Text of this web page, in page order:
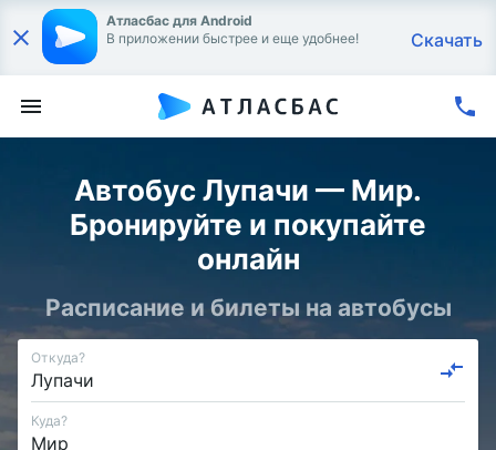
Атласбас для Android
В приложении быстрее и еще удобнее!
Скачать
Автобус Лупачи — Мир.
Бронируйте и покупайте
онлайн
Расписание и билеты на автобусы
Откуда?
Куда?